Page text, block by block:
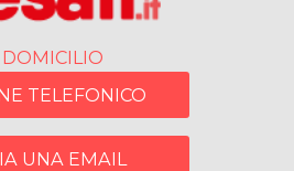
TELEFONICO
UNA EMAIL